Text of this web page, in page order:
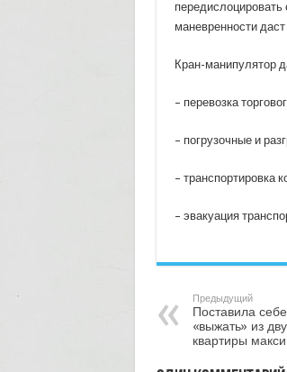
маневренности
Кран-манипулятор
– перевозка
– погрузочные и
– транспортировка
– эвакуация
Предыдущий
Поставила
«выжать» из
квартиры